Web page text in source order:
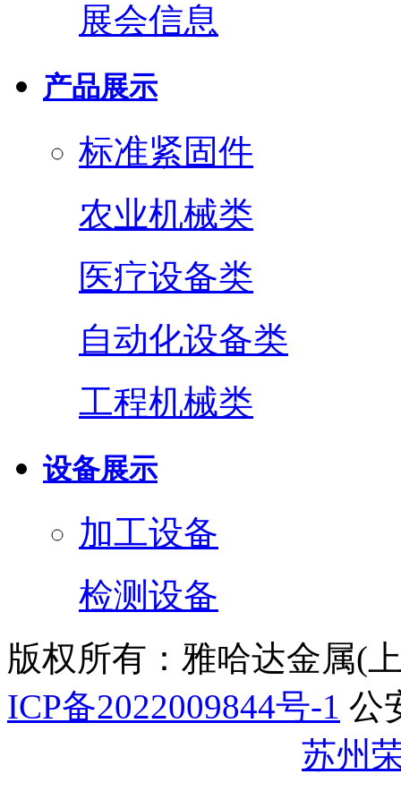
展会信息
产品展示
标准紧固件
农业机械类
医疗设备类
自动化设备类
工程机械类
设备展示
加工设备
检测设备
版权所有：雅哈达金属(
ICP备2022009844号-1 公
苏州